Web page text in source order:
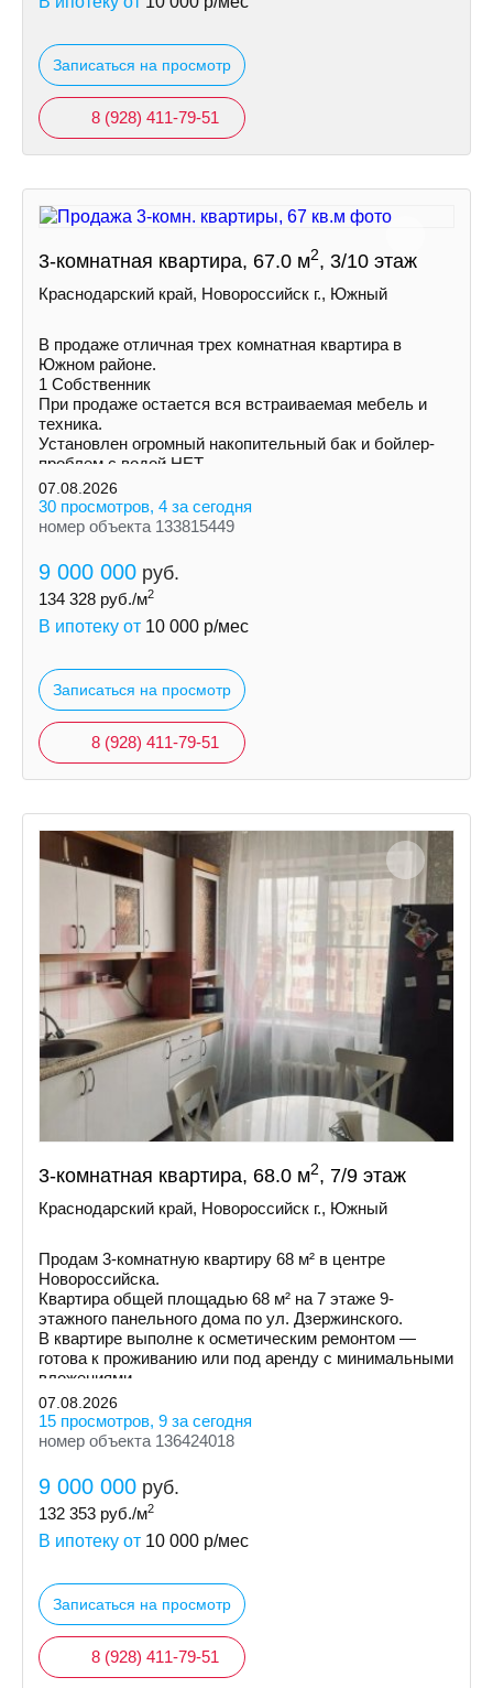
Записаться на просмотр
8 (928) 411-79-51
3-комнатная квартира, 67.0 м2, 3/10 этаж
Краснодарский край, Новороссийск г., Южный
В продаже отличная трех комнатная квартира в
Южном районе.
1 Собственник
При продаже остается вся встраиваемая мебель и
техника.
Установлен огромный накопительный бак и бойлер-
проблем с водой НЕТ.
Увеличена площадь кухни и одной из комнат за счет
балконов.
07.08.2026
30 просмотров, 4 за сегодня
номер объекта 133815449
9 000 000 руб.
134 328 руб./м2
В ипотеку от 10 000 р/мес
Записаться на просмотр
8 (928) 411-79-51
3-комнатная квартира, 68.0 м2, 7/9 этаж
Краснодарский край, Новороссийск г., Южный
Продам 3-комнатную квартиру 68 м² в центре
Новороссийска.
Квартира общей площадью 68 м² на 7 этаже 9-
этажного панельного дома по ул. Дзержинского.
В квартире выполне к осметическим ремонтом —
готова к проживанию или под аренду с минимальными
вложениями.
07.08.2026
15 просмотров, 9 за сегодня
номер объекта 136424018
9 000 000 руб.
132 353 руб./м2
В ипотеку от 10 000 р/мес
Записаться на просмотр
8 (928) 411-79-51